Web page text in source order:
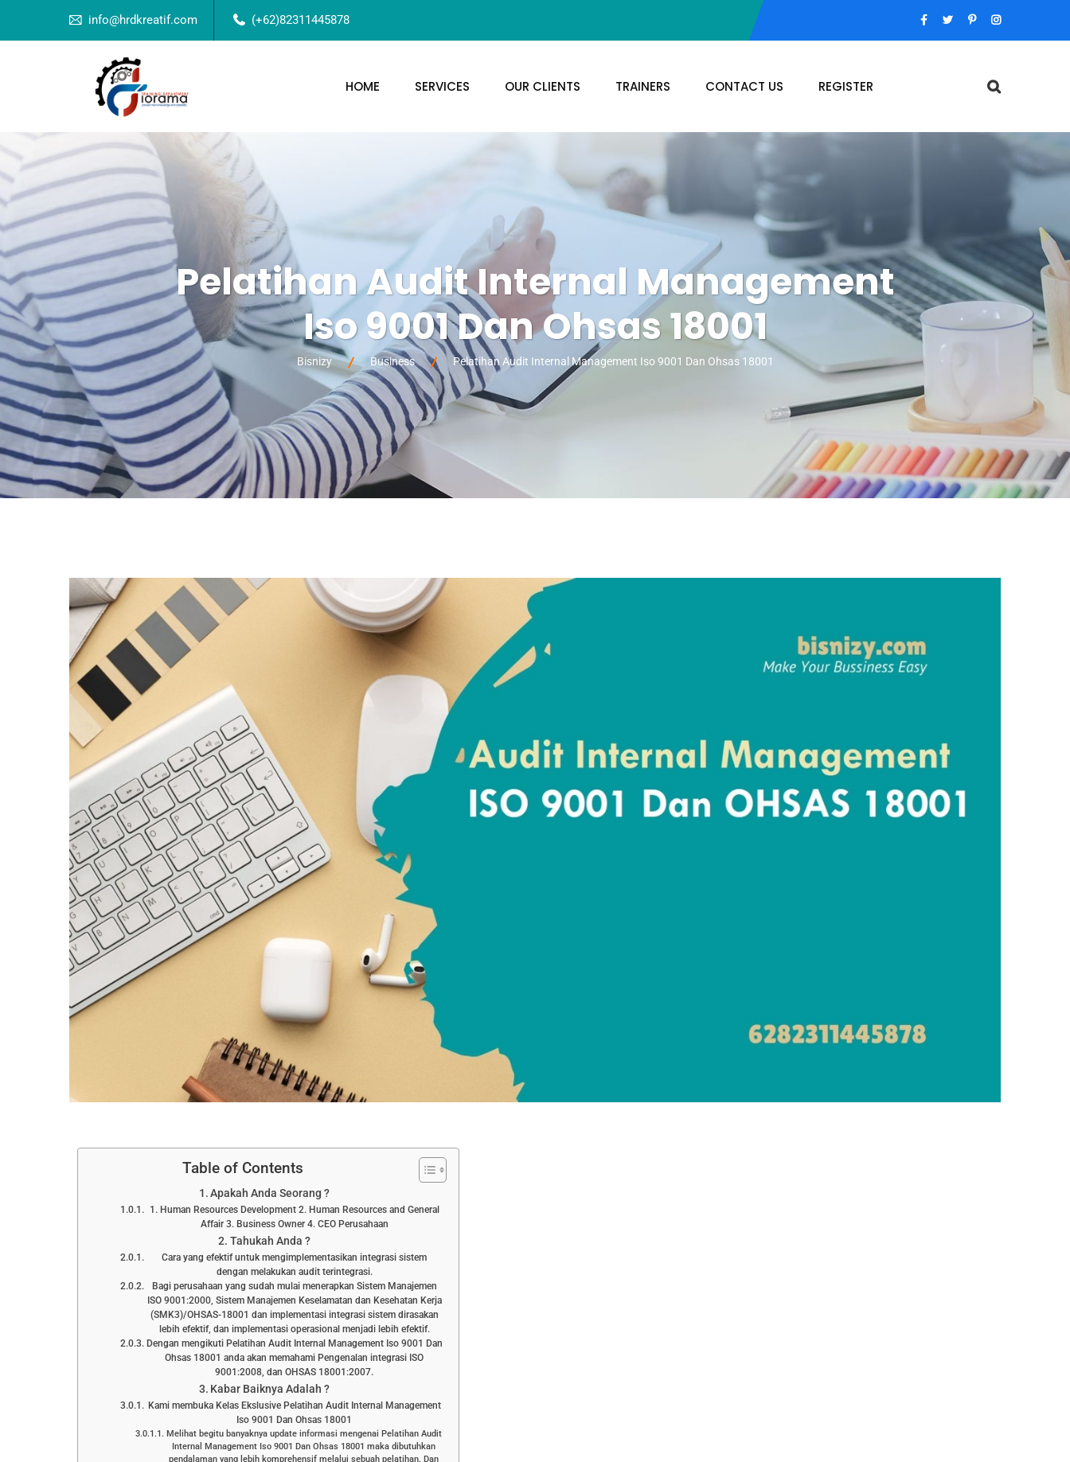
info@hrdkreatif.com (+62)82311445878
HOME SERVICES OUR CLIENTS TRAINERS CONTACT US REGISTER
Pelatihan Audit Internal Management
Iso 9001 Dan Ohsas 18001
Bisnizy Business Pelatihan Audit Internal Management Iso 9001 Dan Ohsas 18001
Table of Contents
Apakah Anda Seorang ?
1. Human Resources Development 2. Human Resources and General
Affair 3. Business Owner 4. CEO Perusahaan
Tahukah Anda ?
Cara yang efektif untuk mengimplementasikan integrasi sistem
dengan melakukan audit terintegrasi.
Bagi perusahaan yang sudah mulai menerapkan Sistem Manajemen
ISO 9001:2000, Sistem Manajemen Keselamatan dan Kesehatan Kerja
(SMK3)/OHSAS-18001 dan implementasi integrasi sistem dirasakan
lebih efektif, dan implementasi operasional menjadi lebih efektif.
Dengan mengikuti Pelatihan Audit Internal Management Iso 9001 Dan
Ohsas 18001 anda akan memahami Pengenalan integrasi ISO
9001:2008, dan OHSAS 18001:2007.
Kabar Baiknya Adalah ?
Kami membuka Kelas Ekslusive Pelatihan Audit Internal Management
Iso 9001 Dan Ohsas 18001
Melihat begitu banyaknya update informasi mengenai Pelatihan Audit
Internal Management Iso 9001 Dan Ohsas 18001 maka dibutuhkan
pendalaman yang lebih komprehensif melalui sebuah pelatihan. Dan